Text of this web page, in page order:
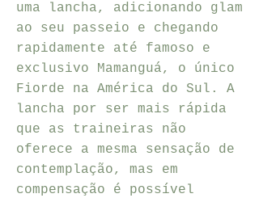
uma lancha, adicionando glam
ao seu passeio e chegando
rapidamente até famoso e
exclusivo Mamanguá, o único
Fiorde na América do Sul. A
lancha por ser mais rápida
que as traineiras não
oferece a mesma sensação de
contemplação, mas em
compensação é possível